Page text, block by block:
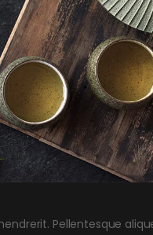
Pellentesque